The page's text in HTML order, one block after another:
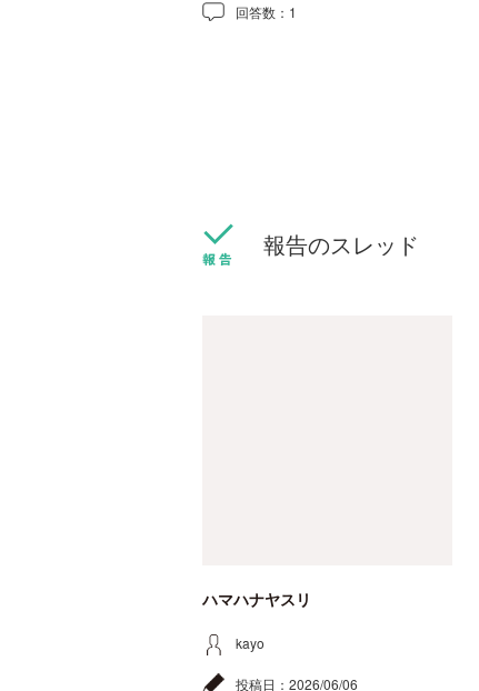
回答数： 1
報告のスレッド
ハマハナヤスリ
kayo
投稿日： 2026/06/06